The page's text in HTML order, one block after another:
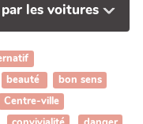
les voitures
beauté
bon sens
Centre-ville